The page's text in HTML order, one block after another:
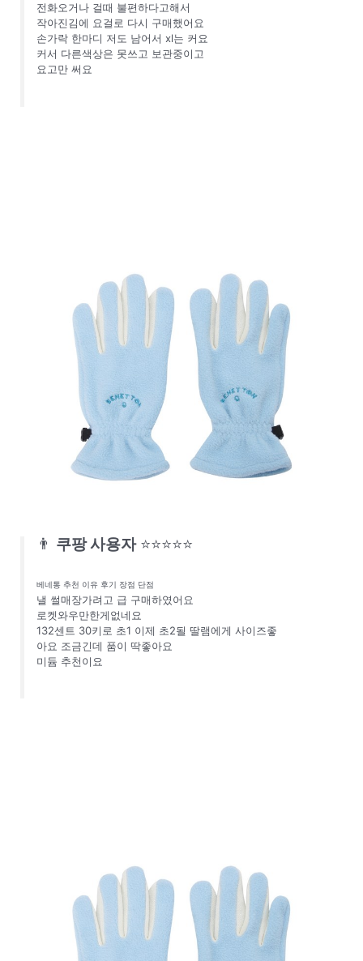
전화오거나 걸때 불편하다고해서
작아진김에 요걸로 다시 구매했어요
손가락 한마디 저도 남어서 xl는 커요
커서 다른색상은 못쓰고 보관중이고
요고만 써요
👨 쿠팡 사용자 ⭐⭐⭐⭐⭐
베네통 추천 이유 후기 장점 단점
낼 썰매장가려고 급 구매하였어요
로켓와우만한게없네요
132센트 30키로 초1 이제 초2될 딸램에게 사이즈좋
아요 조금긴데 품이 딱좋아요
미듐 추천이요